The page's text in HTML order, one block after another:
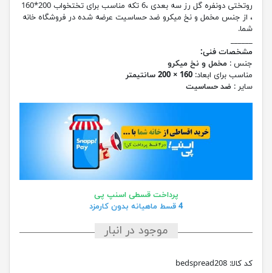
روتختی دونفره گل رز سه بعدی ،6 تکه مناسب برای تختخواب 200*160
، از جنس مخمل و نخ میکرو ضد حساسیت عرضه شده در فروشگاه خانه
شما.
______
مشخصات فنی:
جنس : مخمل و نخ میکرو
مناسب برای ابعاد: 160 × 200 سانتیمتر
سایر : ضد حساسیت
پرداخت قسطی اسنپ پی
4 قسط ماهیانه بدون کارمزد
موجود در انبار
کد کالا: bedspread208